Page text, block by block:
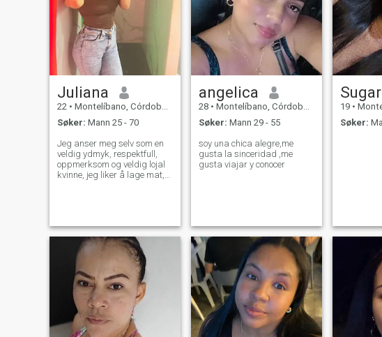
Juliana
22 • Montelíbano, Córdoba, Colombia
Søker: Mann 25 - 70
Jeg anser meg selv som en
veldig ydmyk, respektfull,
oppmerksom og veldig lojal
kvinne, jeg liker å lage mat,
med min alder, så skriv ikke
til meg for ikke å kaste bort
tiden. ❤️ Jeg trenger en
mann som deg i livet mitt, for
å kunne være lykkelig, skriv
til meg og vi kjenner
hverandre bedre.
angelica
28 • Montelíbano, Córdoba, Colombia
Søker: Mann 29 - 55
soy una chica alegre,me
gusta la sinceridad ,me
gusta viajar y conocer
19 •
Søker: